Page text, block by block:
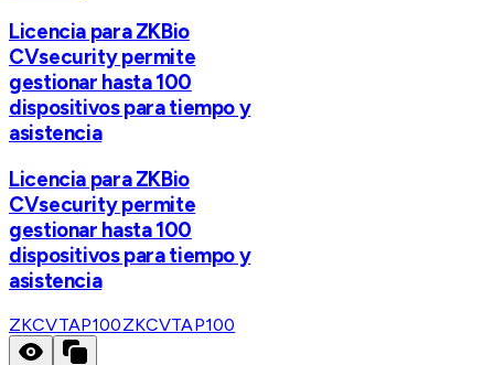
Licencia para ZKBio
CVsecurity permite
gestionar hasta 100
dispositivos para tiempo y
asistencia
Licencia para ZKBio
CVsecurity permite
gestionar hasta 100
dispositivos para tiempo y
asistencia
ZKCVTAP100ZKCVTAP100